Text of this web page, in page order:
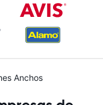
Anchos